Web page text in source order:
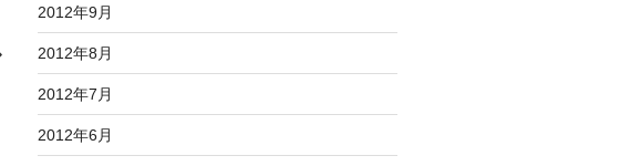
2012年9月
2012年8月
2012年7月
2012年6月